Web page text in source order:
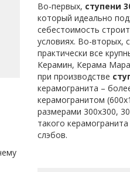
Во-первых, ступени
который идеально
себестоимость
условиях. Во-вторых,
практически все
Керамин, Керама
при производстве
керамогранита –
керамогранитом
размерами 300х300,
такого
слэбов.